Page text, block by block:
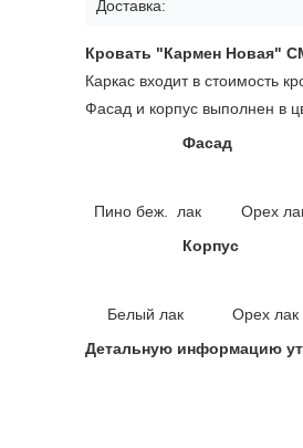
Доставка:
Кровать "Кармен Новая"
Каркас входит в стоимость
Фасад и корпус выполнен в
Фасад
Пино беж. лак Орех
Корпус
Белый лак Орех лак
Детальную информацию